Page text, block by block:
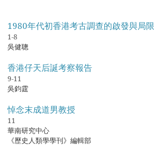
1980年代初香港考古調查的啟發與局限
1-8
吳健聰
香港仔天后誕考察報告
9-11
吳鈞霆
悼念末成道男教授
11
華南研究中心
《歷史人類學學刊》編輯部